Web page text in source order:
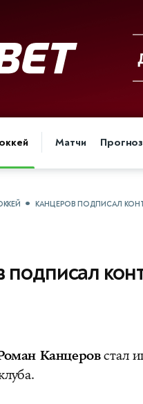
Матчи
КАНЦЕРОВ ПОДПИСАЛ
Канцеровстал